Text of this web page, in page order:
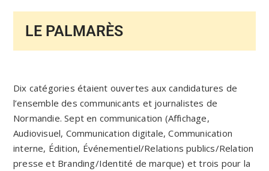
LE PALMARÈS
Dix catégories étaient ouvertes aux candidatures de
l’ensemble des communicants et journalistes de
Normandie. Sept en communication (Affichage,
Audiovisuel, Communication digitale, Communication
interne, Édition, Événementiel/Relations publics/Relation
presse et Branding/Identité de marque) et trois pour la